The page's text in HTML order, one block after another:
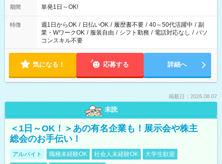
期間 単発1日～OK!
特徴 週1日からOK / 日払いOK / 履歴書不要 / 40～50代活躍中 / 副
業・WワークOK / 服装自由 / シフト勤務 / 電話対応なし / パソ
コンスキル不要
気になる！ 応募する 詳細へ
掲載日：2026.08.07
未読
＜1日～OK！＞あの有名企業も！展示会や株主
総会のお手伝い！
アルバイト 職種未経験OK 社会人未経験OK
大学生歓迎